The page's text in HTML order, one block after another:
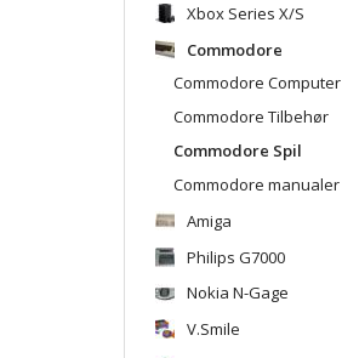
Xbox Series X/S
Commodore
Commodore Computer
Commodore Tilbehør
Commodore Spil
Commodore manualer
Amiga
Philips G7000
Nokia N-Gage
V.Smile